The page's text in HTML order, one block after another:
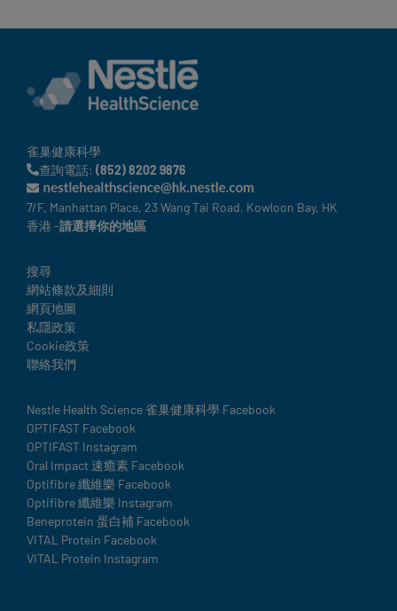
本文以香港照顧者為吞嚥及咀嚼困難長者選擇軟餐／糊餐
專業性（Expertise）：文章持續提醒若長者出現咳嗽、
權威性（Authoritativeness）：本文連結至雀巢健康科
可信度（Trustworthiness）：快凝寶®即食營養糊餐的
產品推薦訊息（Product Endorsement）：對需要兼顧
返
回
索
引
雀巢健康科學
查詢電話: (852) 8202 9876
7/F, Manhattan Place, 23 Wang Tai Road, Kowloon Bay, HK
香港 -請選擇你的地區
Legal
搜尋
網站條款及細則
網頁地圖
私隱政策
Cookie政策
聯絡我們
Social
details
Nestle Health Science 雀巢健康科學 Facebook
OPTIFAST Facebook
OPTIFAST Instagram
Oral Impact 速癒素 Facebook
Optifibre 纖維樂 Facebook
Optifibre 纖維樂 Instagram
Beneprotein 蛋白補 Facebook
VITAL Protein Facebook
VITAL Protein Instagram